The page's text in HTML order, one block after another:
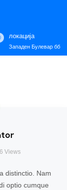
локација
Западен Булевар бб
Views
distinctio. Nam
optio cumque